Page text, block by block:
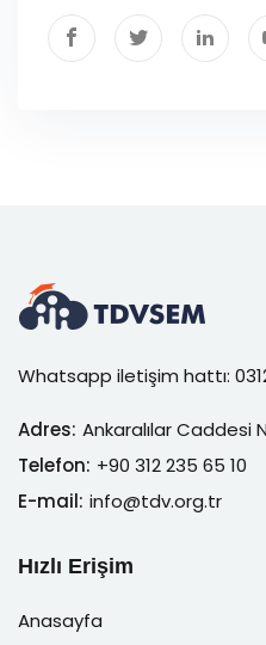
Whatsapp iletişim hattı:
Adres: Ankaralılar Caddesi
Telefon: +90 312 235 65 10
E-mail: info@tdv.org.tr
Hızlı Erişim
Anasayfa